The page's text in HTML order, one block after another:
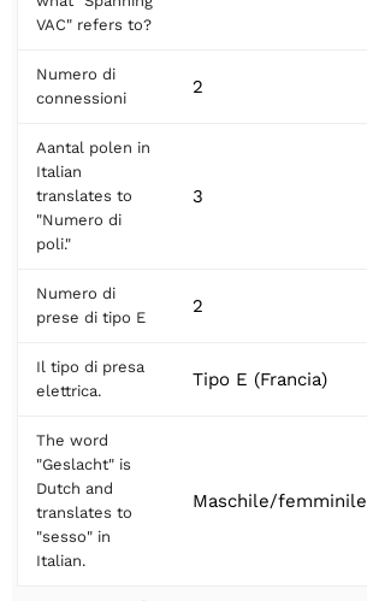
VAC" refers to?
Numero di
connessioni
2
Aantal polen in
Italian
translates to
"Numero di
poli."
3
Numero di
prese di tipo E
2
Il tipo di presa
elettrica.
Tipo E (Francia)
The word
"Geslacht" is
Dutch and
translates to
"sesso" in
Italian.
Maschile/femminile